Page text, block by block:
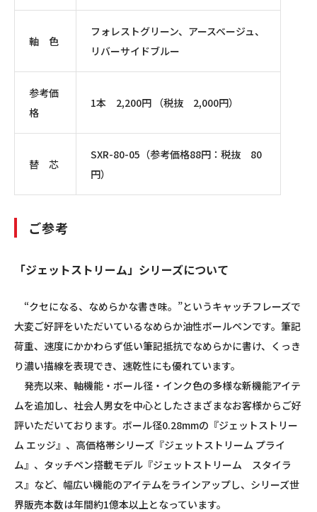
軸 色
フォレストグリーン、アースベージュ、
リバーサイドブルー
参考価
格
1本 2,200円 （税抜 2,000円）
替 芯
SXR-80-05（参考価格88円：税抜 80
円）
ご参考
「ジェットストリーム」シリーズについて
“クセになる、なめらかな書き味。”というキャッチフレーズで
大変ご好評をいただいているなめらか油性ボールペンです。筆記
荷重、速度にかかわらず低い筆記抵抗でなめらかに書け、くっき
り濃い描線を表現でき、速乾性にも優れています。
発売以来、軸機能・ボール径・インク色の多様な新機能アイテ
ムを追加し、社会人男女を中心としたさまざまなお客様からご好
評いただいております。ボール径0.28mmの『ジェットストリー
ム エッジ』、高価格帯シリーズ『ジェットストリーム プライ
ム』、タッチペン搭載モデル『ジェットストリーム スタイラ
ス』など、幅広い機能のアイテムをラインアップし、シリーズ世
界販売本数は年間約1億本以上となっています。